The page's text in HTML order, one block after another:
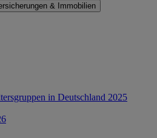
& Immobilien
in Deutschland 2025